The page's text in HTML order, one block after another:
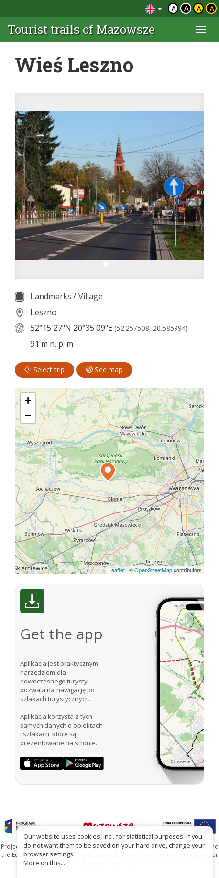
A A A A
Tourist trails of Mazowsze
Wieś Leszno
Landmarks /Village
Leszno
52°15'27"N 20°35'09"E (52.257508, 20.585994)
91 m n. p. m.
Select trip See map
+
−
Leaflet | ©OpenStreetMapcontributors
Get the app
Aplikacja jest praktycznym
narzędziem dla
nowoczesnego turysty,
pozwala na nawigację po
szlakach turystycznych.
Aplikacja korzysta z tych
samych danych o obiektach
i szlakach, które są
prezentowane na stronie.
Project co-financed by the Marshal's Office of the Mazowieckie Voivodship and
the European Union under the Mazowieckie Regional Operational Program for
Our website uses cookies, incl. for statistical purposes. If you
do not want them to be saved on your hard drive, change your
browser settings.
More on this...